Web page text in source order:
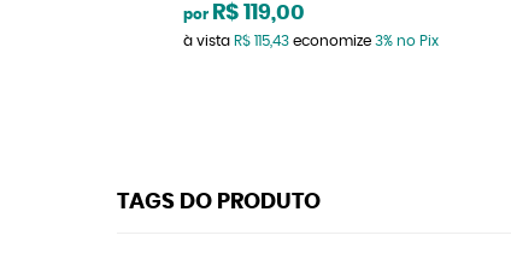
por R$ 119,00
à vista R$ 115,43 economize 3% no Pix
TAGS DO PRODUTO